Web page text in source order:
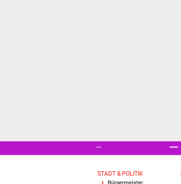
STADT & POLITIK